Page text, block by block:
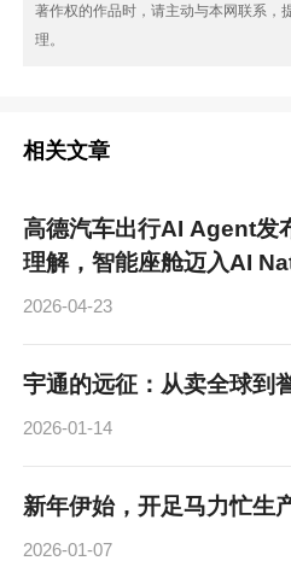
著作权的作品时，请主动与本网联系，
理。
相关文章
高德汽车出行AI Agent发
理解，智能座舱迈入AI
2026-04-23
宇通的远征：从卖全球到
2026-01-14
新年伊始，开足马力忙生
2026-01-07